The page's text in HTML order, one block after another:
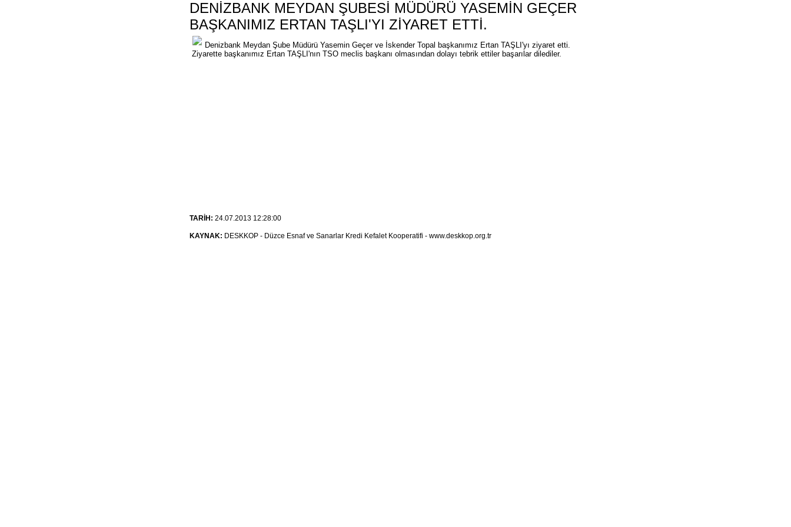
DENİZBANK MEYDAN ŞUBESİ MÜDÜRÜ YASEMİN GEÇER
BAŞKANIMIZ ERTAN TAŞLI'YI ZİYARET ETTİ.
Denizbank Meydan Şube Müdürü Yasemin Geçer ve İskender Topal başkanımız Ertan TAŞLI'yı ziyaret etti.
Ziyarette başkanımız Ertan TAŞLI'nın TSO meclis başkanı olmasından dolayı tebrik ettiler başarılar dilediler.
TARİH: 24.07.2013 12:28:00
KAYNAK: DESKKOP - Düzce Esnaf ve Sanarlar Kredi Kefalet Kooperatifi - www.deskkop.org.tr